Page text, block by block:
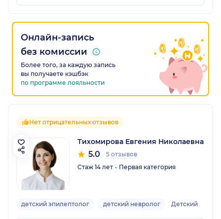
Онлайн-запись
без комиссии
Более того, за каждую запись
вы получаете кэшбэк
по программе лояльности
Нет отрицательных отзывов
Тихомирова Евгения Николаевна
5.0
5 отзывов
Стаж 14 лет
Первая категория
детский эпилептолог детский невролог Детский